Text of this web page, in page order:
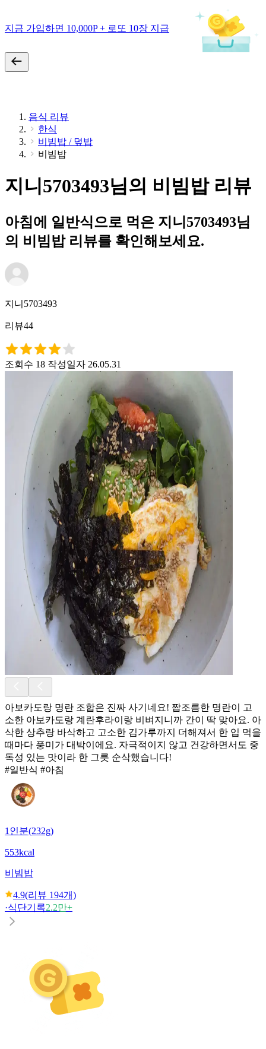
지금 가입하면 10,000P + 로또 10장 지급
음식 리뷰
한식
비빔밥 / 덮밥
비빔밥
지니5703493님의 비빔밥 리뷰
아침에 일반식으로 먹은 지니5703493님
의 비빔밥 리뷰를 확인해보세요.
지니5703493
리뷰44
조회수 18 작성일자 26.05.31
아보카도랑 명란 조합은 진짜 사기네요! 짭조름한 명란이 고
소한 아보카도랑 계란후라이랑 비벼지니까 간이 딱 맞아요. 아
삭한 상추랑 바삭하고 고소한 김가루까지 더해져서 한 입 먹을
때마다 풍미가 대박이에요. 자극적이지 않고 건강하면서도 중
독성 있는 맛이라 한 그릇 순삭했습니다!
#일반식 #아침
1인분(232g)
553kcal
비빔밥
4.9(리뷰 194개)
·식단기록2.2만+